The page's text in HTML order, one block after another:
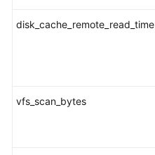
disk_cache_remote_read_time
vfs_scan_bytes